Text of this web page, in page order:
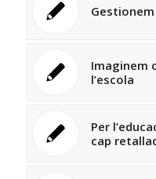
Imaginem
l’escola
Per
cap